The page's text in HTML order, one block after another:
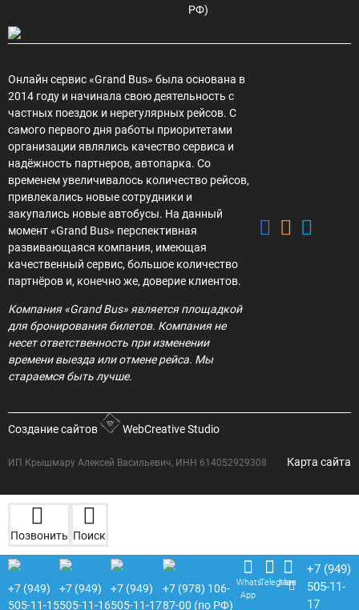
РФ)
Онлайн сервис «Grand Bus» была основана в
2014 году и начинала свою деятельность с
частных поездок и нерегулярных рейсов. С
самого первого дня работы приоритетами
организации являлись качество сервиса и
надёжность партнеров, автопарка. Со
временем увеличивалось количество рейсов,
привлекались новые сотрудники и
закупались новые автобусы. На данный
момент «Grand Bus» перспективная
развивающаяся компания, имеющая
качественный сервис, большое количество
партнёров и, конечно же, доверие клиентов.
Компания «Grand Bus» является площадкой
для бронирования билетов. Компания не
несет ответственность при изменении
времени выезда или отмене рейса. Мы
стараемся быть лучше.
Создание сайтов WebCreative Studio
ИП Крышмару Алексей Васильевич, ИНН 614052929308 Карта сайта
Позвонить Поиск
+7 (949)
505-11-15
+7 (949)
505-11-16
+7 (949)
505-11-17
+7 (978) 106-
87-00 (по РФ)
Whats
App
Telegram
Max
+7 (949)
505-11-
17